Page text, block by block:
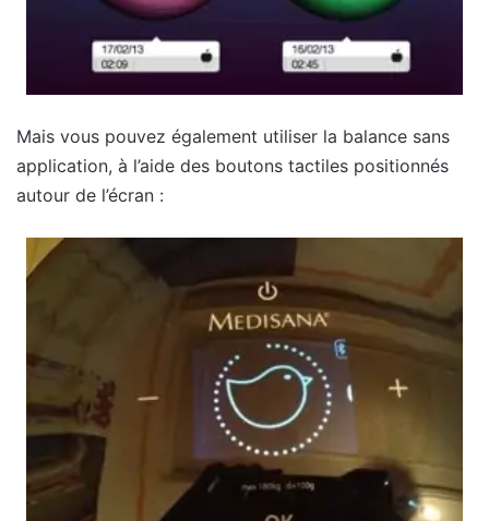
Mais vous pouvez également utiliser la balance sans
application, à l’aide des boutons tactiles positionnés
autour de l’écran :